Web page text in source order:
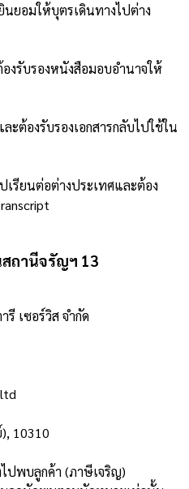
ยอมให้บุตรเดินทางไปต่าง
งรับรองหนังสือมอบอำนาจให้
ะต้องรับรองเอกสารกลับไปใช้ใน
เรียนต่อต่างประเทศและต้อง
ถานีจรัญฯ 13
เซอร์วิส จำกัด
, 10310
ปพบลูกค้า (ภาษีเจริญ)